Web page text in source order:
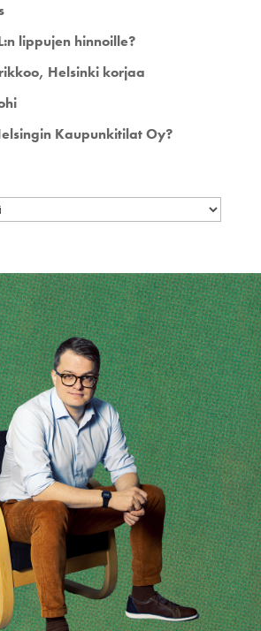
lippujen hinnoille?
Helsinki korjaa
Kaupunkitilat Oy?